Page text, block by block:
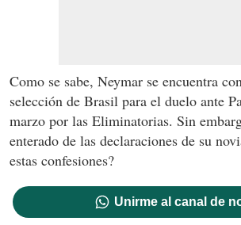
Como se sabe, Neymar se encuentra
selección de Brasil para el duelo ante
marzo por las Eliminatorias. Sin
enterado de las declaraciones de su
estas confesiones?
Unirme al canal de